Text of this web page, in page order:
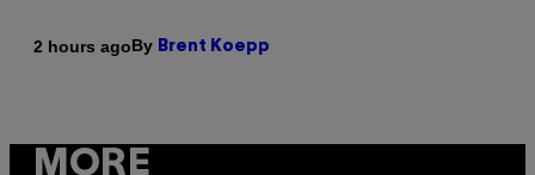
2 hours agoBy Brent Koepp
MORE